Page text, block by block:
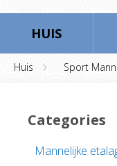
HUIS
Huis Sport
Categories
Mannelijke